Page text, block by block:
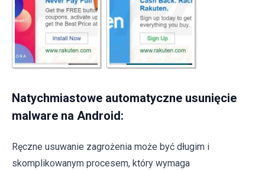
Natychmiastowe automatyczne usunięcie
malware na Android:
Ręczne usuwanie zagrożenia może być długim i
skomplikowanym procesem, który wymaga